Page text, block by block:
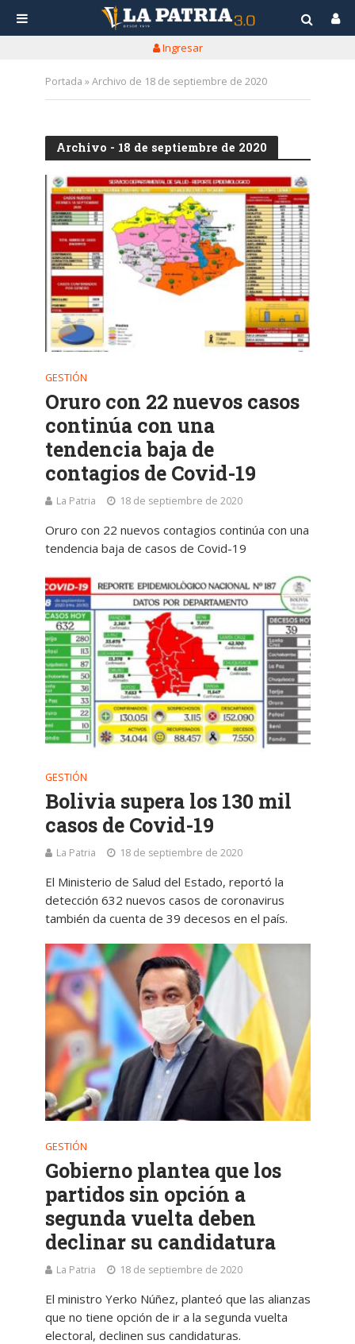
Ingresar
Portada »Archivo de 18 de septiembre de 2020
Archivo - 18 de septiembre de 2020
GESTIÓN
Oruro con 22 nuevos casos
continúa con una
tendencia baja de
contagios de Covid-19
La Patria 18 de septiembre de 2020
Oruro con 22 nuevos contagios continúa con una
tendencia baja de casos de Covid-19
GESTIÓN
Bolivia supera los 130 mil
casos de Covid-19
La Patria 18 de septiembre de 2020
El Ministerio de Salud del Estado, reportó la
detección 632 nuevos casos de coronavirus
también da cuenta de 39 decesos en el país.
GESTIÓN
Gobierno plantea que los
partidos sin opción a
segunda vuelta deben
declinar su candidatura
La Patria 18 de septiembre de 2020
El ministro Yerko Núñez, planteó que las alianzas
que no tiene opción de ir a la segunda vuelta
electoral, declinen sus candidaturas.